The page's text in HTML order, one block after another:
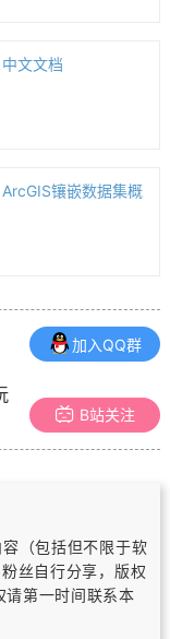
文文档
镶嵌数据集概
加入QQ群
B站关注
（包括但不限于软
丝自行分享，版权
请第一时间联系本